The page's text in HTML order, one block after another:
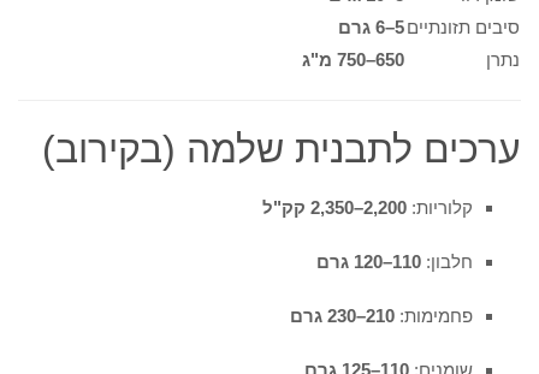
סיבים תזונתיים5–6 גרם
נתרן
650–750 מ"ג
ערכים לתבנית שלמה (בקירוב)
קלוריות: 2,200–2,350 קק"ל
חלבון: 110–120 גרם
פחמימות: 210–230 גרם
שומנים: 110–125 גרם